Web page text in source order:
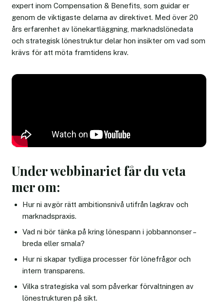
expert inom Compensation & Benefits, som guidar er
genom de viktigaste delarna av direktivet. Med över 20
års erfarenhet av lönekartläggning, marknadslönedata
och strategisk lönestruktur delar hon insikter om vad som
krävs för att möta framtidens krav.
Under webbinariet får du veta
mer om:
Hur ni avgör rätt ambitionsnivå utifrån lagkrav och
marknadspraxis.
Vad ni bör tänka på kring lönespann i jobbannonser –
breda eller smala?
Hur ni skapar tydliga processer för lönefrågor och
intern transparens.
Vilka strategiska val som påverkar förvaltningen av
lönestrukturen på sikt.